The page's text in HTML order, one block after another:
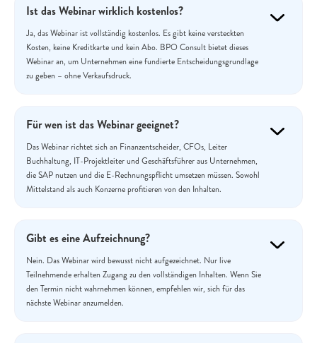
Ist das Webinar wirklich kostenlos?
Ja, das Webinar ist vollständig kostenlos. Es gibt keine versteckten
Kosten, keine Kreditkarte und kein Abo. BPO Consult bietet dieses
Webinar an, um Unternehmen eine fundierte Entscheidungsgrundlage
zu geben – ohne Verkaufsdruck.
Für wen ist das Webinar geeignet?
Das Webinar richtet sich an Finanzentscheider, CFOs, Leiter
Buchhaltung, IT-Projektleiter und Geschäftsführer aus Unternehmen,
die SAP nutzen und die E-Rechnungspflicht umsetzen müssen. Sowohl
Mittelstand als auch Konzerne profitieren von den Inhalten.
Gibt es eine Aufzeichnung?
Nein. Das Webinar wird bewusst nicht aufgezeichnet. Nur live
Teilnehmende erhalten Zugang zu den vollständigen Inhalten. Wenn Sie
den Termin nicht wahrnehmen können, empfehlen wir, sich für das
nächste Webinar anzumelden.